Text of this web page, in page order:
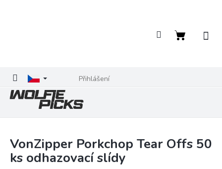
Přihlášení
Nákupní
VonZipper Porkchop Tear Offs 50
ks odhazovací slídy